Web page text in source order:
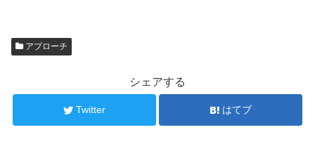
アプローチ
シェアする
Twitter はてブ